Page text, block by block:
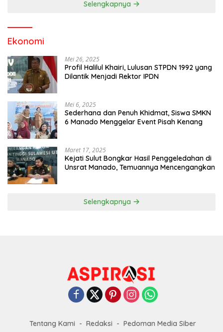
Selengkapnya
Ekonomi
Mei 26, 2025
Profil Halilul Khairi, Lulusan STPDN 1992 yang
Dilantik Menjadi Rektor IPDN
Mei 6, 2025
Sederhana dan Penuh Khidmat, Siswa SMKN
6 Manado Menggelar Event Pisah Kenang
Maret 17, 2025
Kejati Sulut Bongkar Hasil Penggeledahan di
Unsrat Manado, Temuannya Mencengangkan
Selengkapnya
Tentang Kami Redaksi Pedoman Media Siber